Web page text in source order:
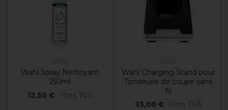
Wahl Spray Nettoyant
250ml
12,50 €
Hors TVA
Wahl Charging Stand pour
Tondeuse de coupe sans
fil
35,00 €
Hors TVA